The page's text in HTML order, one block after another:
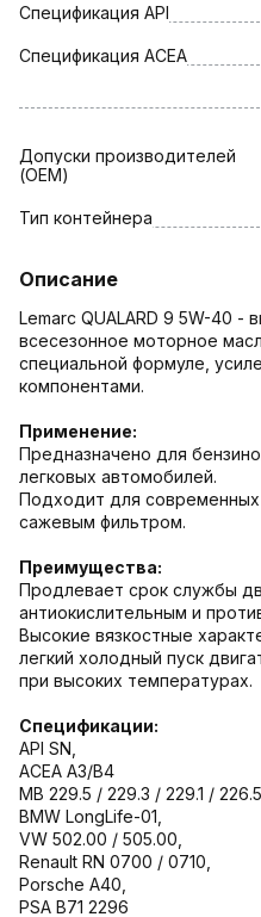
Спецификация API
Спецификация АСЕА
Допуски производителей
(OEM)
Тип контейнера
Описание
Lemarc QUALARD 9 5W-40 -
всесезонное моторное
специальной формуле,
компонентами.
Применение:
Предназначено для
легковых автомобилей.
Подходит для
сажевым фильтром.
Преимущества:
Продлевает срок службы
антиокислительным и
Высокие вязкостные
легкий холодный пуск
при высоких температурах.
Спецификации:
API SN,
ACEA A3/B4
MB 229.5 / 229.3 / 229.1 / 226.5,
BMW LongLife-01,
VW 502.00 / 505.00,
Renault RN 0700 / 0710,
Porsche A40,
PSA B71 2296